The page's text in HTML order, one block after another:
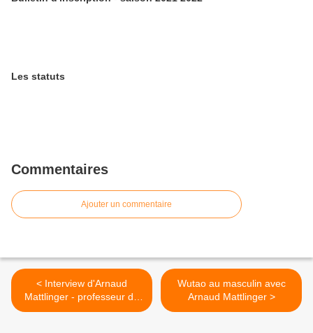
Les statuts
Commentaires
Ajouter un commentaire
< Interview d'Arnaud
Mattlinger - professeur de
Wutao
Wutao au masculin avec
Arnaud Mattlinger >